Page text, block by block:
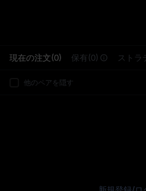
現在の注文(0) 保有(0) ストラ
他のペアを隠す